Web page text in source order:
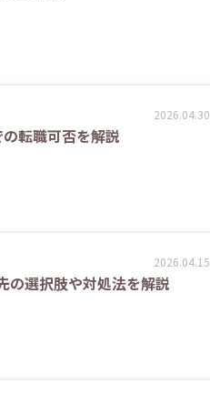
2026.04.30
転職可否を解説
2026.04.15
の選択肢や対処法を解説